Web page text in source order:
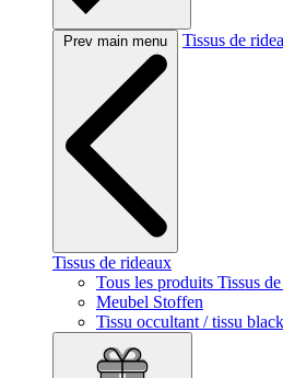
Prev main menu Tissus de
Tissus de rideaux
Tous les produits Tissus
Meubel Stoffen
Tissu occultant / tissu